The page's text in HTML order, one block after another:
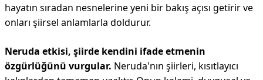
hayatın sıradan nesnelerine yeni bir bakış açısı getirir ve
onları şiirsel anlamlarla doldurur.
Neruda etkisi, şiirde kendini ifade etmenin
özgürlüğünü vurgular. Neruda'nın şiirleri, kısıtlayıcı